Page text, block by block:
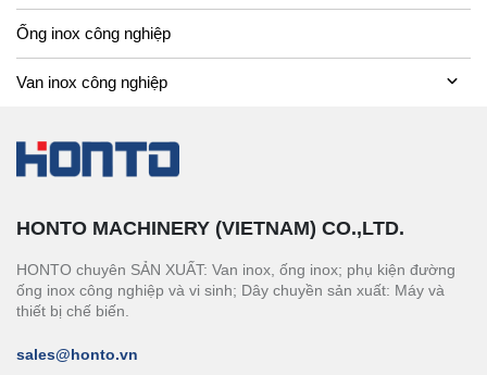
Ống inox công nghiệp
Van inox công nghiệp
HONTO MACHINERY (VIETNAM) CO.,LTD.
HONTO chuyên SẢN XUẤT: Van inox, ống inox; phụ kiện đường
ống inox công nghiệp và vi sinh; Dây chuyền sản xuất: Máy và
thiết bị chế biến.
sales@honto.vn